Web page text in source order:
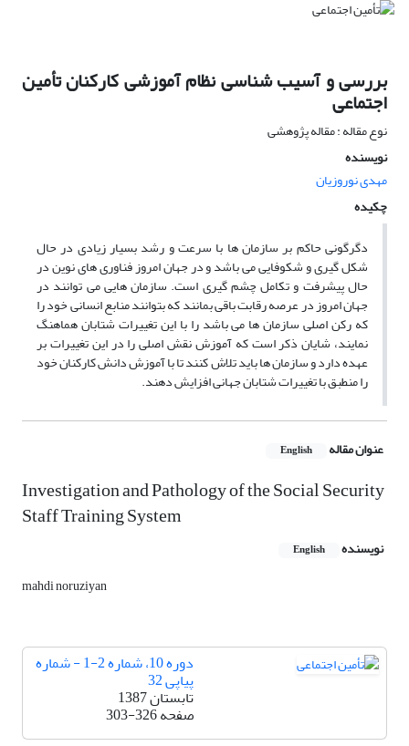
بررسی و آسیب شناسی نظام آموزشی کارکنان تأمین
اجتماعی
نوع مقاله : مقاله پژوهشی
نویسنده
مهدی نوروزیان
چکیده
دگرگونی حاکم بر سازمان ها با سرعت و رشد بسیار زیادی در حال
شکل گیری و شکوفایی می باشد و در جهان امروز فناوری های نوین در
حال پیشرفت و تکامل چشم گیری است. سازمان هایی می توانند در
جهان امروز در عرصه رقابت باقی بمانند که بتوانند منابع انسانی خود را
که رکن اصلی سازمان ها می باشد را با این تغییرات شتابان هماهنگ
نمایند، شایان ذکر است که آموزش نقش اصلی را در این تغییرات بر
عهده دارد و سازمان ها باید تلاش کنند تا با آموزش دانش کارکنان خود
را منطبق با تغییرات شتابان جهانی افزایش دهند.
عنوان مقاله English
Investigation and Pathology of the Social Security
Staff Training System
نویسنده English
mahdi noruziyan
دوره 10، شماره 2-1 - شماره
پیاپی 32
تابستان 1387
صفحه303-326